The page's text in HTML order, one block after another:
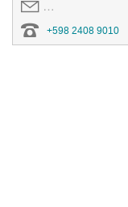
+598 2408 9010